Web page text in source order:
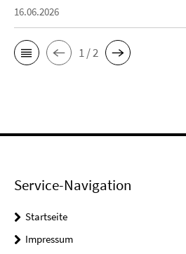
16.06.2026
1 / 2
Service-Navigation
Startseite
Impressum